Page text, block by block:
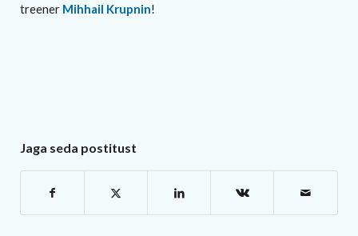
treener Mihhail Krupnin!
Jaga seda postitust